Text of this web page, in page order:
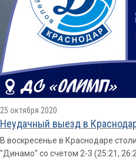
25 октября 2020
Неудачный выезд в
В воскресенье в Краснодаре
"Динамо" со счетом 2-3 (25:21,